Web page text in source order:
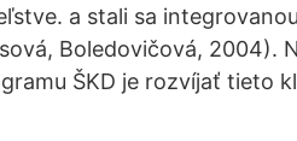
a stali sa
Boledovičová, 2004).
ŠKD je rozvíjať tieto